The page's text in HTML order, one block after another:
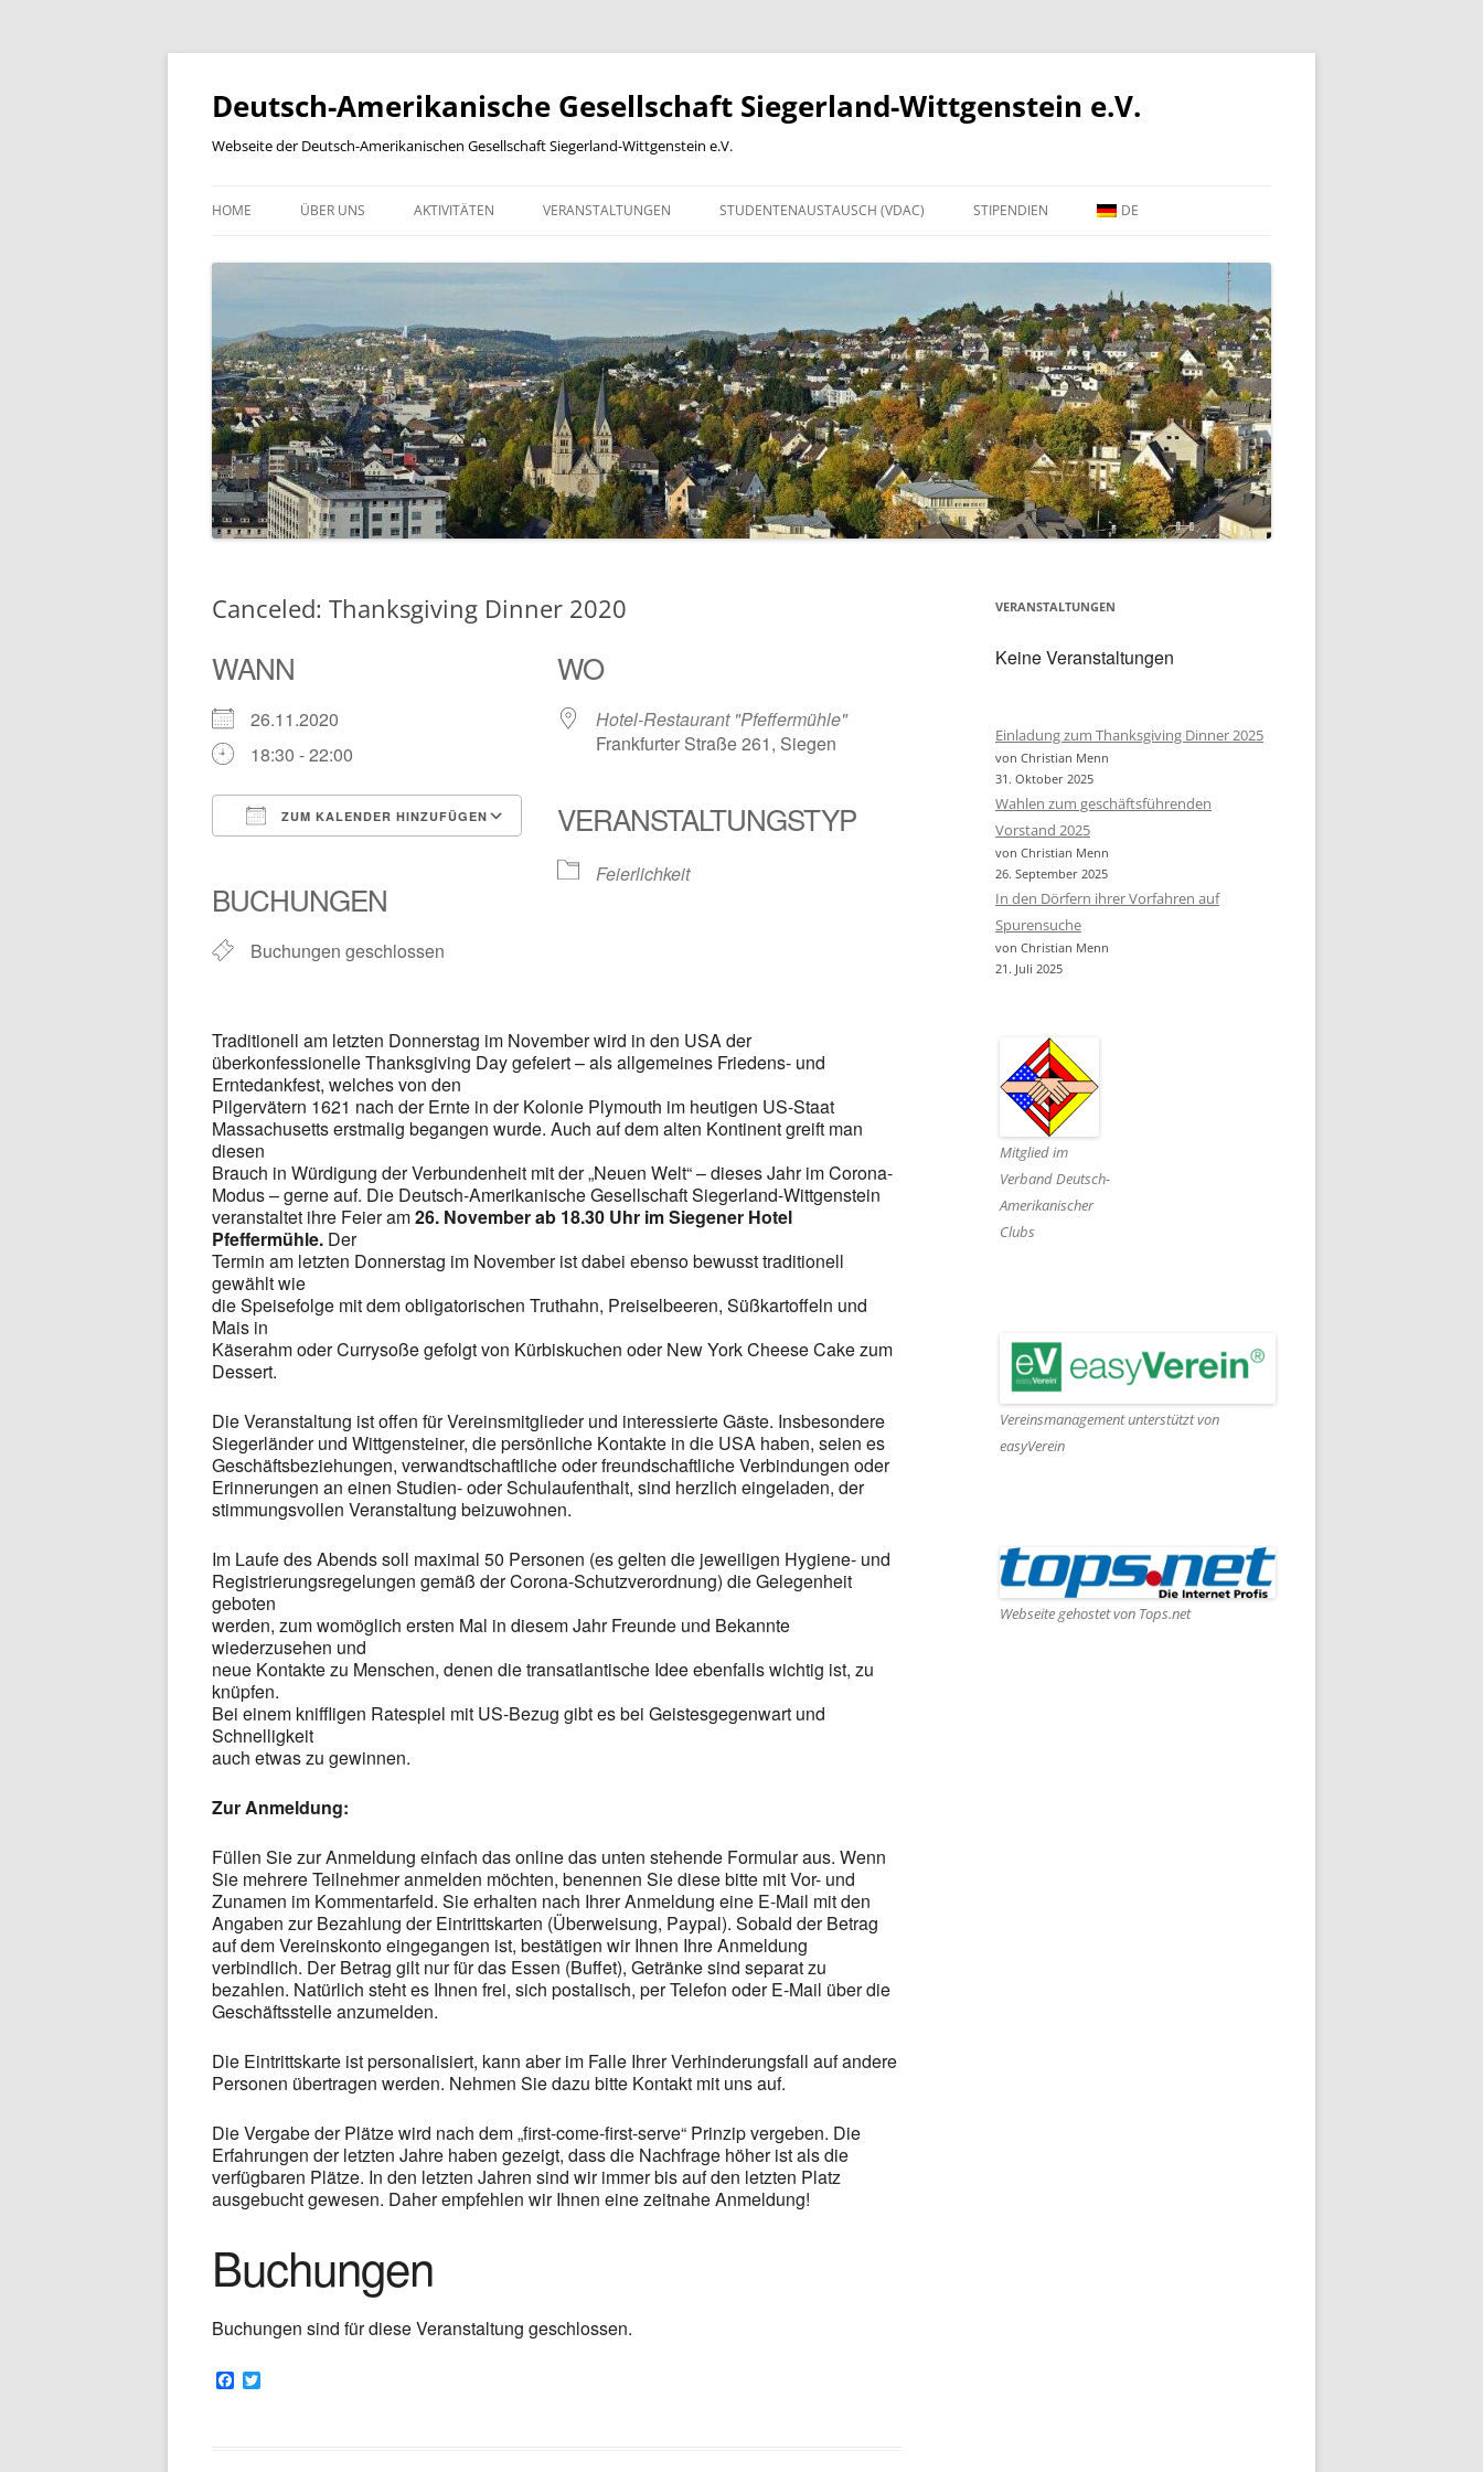
Zum
Deutsch-Amerikanische Gesellschaft Siegerland-Wittgenstein e.V.
Webseite der Deutsch-Amerikanischen Gesellschaft Siegerland-Wittgenstein e.V.
HOME ÜBER UNS
2013
2014
2015
2016
2017
2019
2020
BILDERGALERIE
KOOPERATIONSPARTNER
PARTNERSCHAFTEN
MITGLIEDSCHAFT ONLINE-BEITRITTSERKLÄRUNG
VORSTAND
AKTIVITÄTEN VERANSTALTUNGEN STUDENTENAUSTAUSCH (VDAC) STIPENDIEN DE
Canceled: Thanksgiving Dinner 2020
WANN
26.11.2020
18:30 - 22:00
ZUM KALENDER HINZUFÜGEN
Google Kalender
BUCHUNGEN
Buchungen geschlossen
WO
Hotel-Restaurant "Pfeffermühle"
Frankfurter Straße 261, Siegen
VERANSTALTUNGSTYP
Feierlichkeit
Traditionell am letzten Donnerstag im November wird in den USA der
überkonfessionelle Thanksgiving Day gefeiert – als allgemeines Friedens- und
Erntedankfest, welches von den
Pilgervätern 1621 nach der Ernte in der Kolonie Plymouth im heutigen US-Staat
Massachusetts erstmalig begangen wurde. Auch auf dem alten Kontinent greift man
diesen
Brauch in Würdigung der Verbundenheit mit der „Neuen Welt“ – dieses Jahr im Corona-
Modus – gerne auf. Die Deutsch-Amerikanische Gesellschaft Siegerland-Wittgenstein
veranstaltet ihre Feier am26. November ab 18.30 Uhr im Siegener Hotel
Pfeffermühle. Der
Termin am letzten Donnerstag im November ist dabei ebenso bewusst traditionell
gewählt wie
die Speisefolge mit dem obligatorischen Truthahn, Preiselbeeren, Süßkartoffeln und
Mais in
Käserahm oder Currysoße gefolgt von Kürbiskuchen oder New York Cheese Cake zum
Dessert.
Die Veranstaltung ist offen für Vereinsmitglieder und interessierte Gäste. Insbesondere
Siegerländer und Wittgensteiner, die persönliche Kontakte in die USA haben, seien es
Geschäftsbeziehungen, verwandtschaftliche oder freundschaftliche Verbindungen oder
Erinnerungen an einen Studien- oder Schulaufenthalt, sind herzlich eingeladen, der
stimmungsvollen Veranstaltung beizuwohnen.
Im Laufe des Abends soll maximal 50 Personen (es gelten die jeweiligen Hygiene- und
Registrierungsregelungen gemäß der Corona-Schutzverordnung) die Gelegenheit
geboten
werden, zum womöglich ersten Mal in diesem Jahr Freunde und Bekannte
wiederzusehen und
neue Kontakte zu Menschen, denen die transatlantische Idee ebenfalls wichtig ist, zu
knüpfen.
Bei einem kniffligen Ratespiel mit US-Bezug gibt es bei Geistesgegenwart und
Schnelligkeit
auch etwas zu gewinnen.
Zur Anmeldung:
Füllen Sie zur Anmeldung einfach das online das unten stehende Formular aus. Wenn
Sie mehrere Teilnehmer anmelden möchten, benennen Sie diese bitte mit Vor- und
Zunamen im Kommentarfeld. Sie erhalten nach Ihrer Anmeldung eine E-Mail mit den
Angaben zur Bezahlung der Eintrittskarten (Überweisung, Paypal). Sobald der Betrag
auf dem Vereinskonto eingegangen ist, bestätigen wir Ihnen Ihre Anmeldung
verbindlich. Der Betrag gilt nur für das Essen (Buffet), Getränke sind separat zu
bezahlen. Natürlich steht es Ihnen frei, sich postalisch, per Telefon oder E-Mail über die
Geschäftsstelle anzumelden.
Die Eintrittskarte ist personalisiert, kann aber im Falle Ihrer Verhinderungsfall auf andere
Personen übertragen werden. Nehmen Sie dazu bitte Kontakt mit uns auf.
Die Vergabe der Plätze wird nach dem „first-come-first-serve“ Prinzip vergeben. Die
Erfahrungen der letzten Jahre haben gezeigt, dass die Nachfrage höher ist als die
verfügbaren Plätze. In den letzten Jahren sind wir immer bis auf den letzten Platz
ausgebucht gewesen. Daher empfehlen wir Ihnen eine zeitnahe Anmeldung!
Buchungen
Buchungen sind für diese Veranstaltung geschlossen.
VERANSTALTUNGEN
Keine Veranstaltungen
Einladung zum Thanksgiving Dinner 2025
von Christian Menn
31. Oktober 2025
Wahlen zum geschäftsführenden
Vorstand 2025
von Christian Menn
26. September 2025
In den Dörfern ihrer Vorfahren auf
Spurensuche
von Christian Menn
21. Juli 2025
Mitglied im
Verband Deutsch-
Amerikanischer
Clubs
Vereinsmanagement unterstützt von
easyVerein
Webseite gehostet von Tops.net